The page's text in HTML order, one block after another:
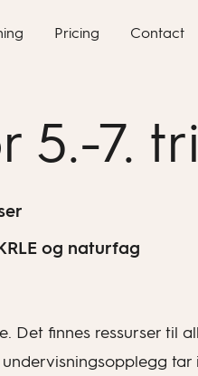
Pricing Contact
5.-7.
og naturfag
finnes ressurser til